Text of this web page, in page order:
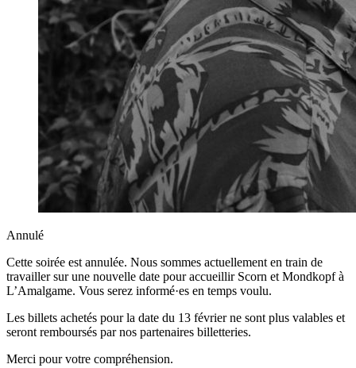
Annulé
Cette soirée est annulée. Nous sommes actuellement en train de
travailler sur une nouvelle date pour accueillir Scorn et Mondkopf à
L’Amalgame. Vous serez informé·es en temps voulu.
Les billets achetés pour la date du 13 février ne sont plus valables et
seront remboursés par nos partenaires billetteries.
Merci pour votre compréhension.